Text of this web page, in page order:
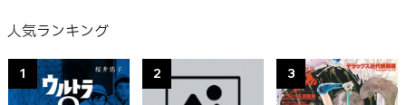
人気ランキング
1 2 3